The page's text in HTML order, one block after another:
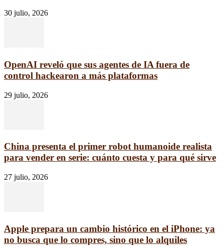
30 julio, 2026
OpenAI reveló que sus agentes de IA fuera de
control hackearon a más plataformas
29 julio, 2026
China presenta el primer robot humanoide realista
para vender en serie: cuánto cuesta y para qué sirve
27 julio, 2026
Apple prepara un cambio histórico en el iPhone: ya
no busca que lo compres, sino que lo alquiles